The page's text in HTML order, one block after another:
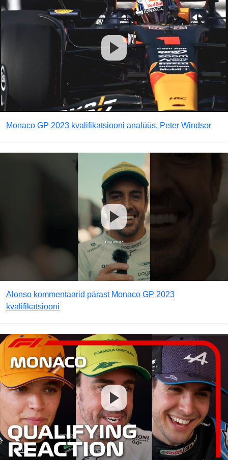
Monaco GP 2023 kvalifikatsiooni analüüs, Peter Windsor
Alonso kommentaarid pärast Monaco GP 2023
kvalifikatsiooni